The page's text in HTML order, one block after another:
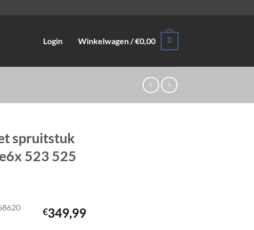
Login Winkelwagen /€0,00 0
spruitstuk
523 525
€349,99